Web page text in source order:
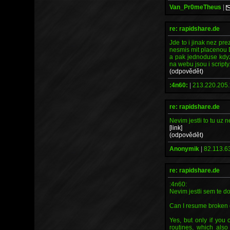
Van_Pr0meTheus |
re: rapidshare.de
Jde to i jinak nez
nesmis mit placenou
a pak jednoduse
na webu jsou i
(odpovědět)
:4n60: |
re: rapidshare.de
Nevim jestli to tu uz
[link]
(odpovědět)
Anonymik |
re: rapidshare.de
:4n60:
Nevim jestli sem te
Can I resume
Yes, but only if you
routines, which